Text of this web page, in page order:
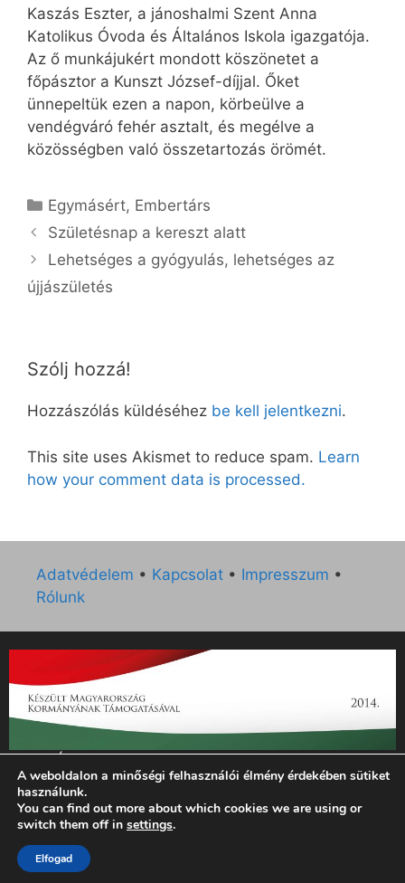
Kaszás Eszter, a jánoshalmi Szent Anna
Katolikus Óvoda és Általános Iskola igazgatója.
Az ő munkájukért mondott köszönetet a
főpásztor a Kunszt József-díjjal. Őket
ünnepeltük ezen a napon, körbeülve a
vendégváró fehér asztalt, és megélve a
közösségben való összetartozás örömét.
Kategória
Egymásért, Embertárs
Születésnap a kereszt alatt
Lehetséges a gyógyulás, lehetséges az
újjászületés
Szólj hozzá!
Hozzászólás küldéséhez be kell jelentkezni.
This site uses Akismet to reduce spam. Learn
how your comment data is processed.
Adatvédelem • Kapcsolat • Impresszum •
Rólunk
„Az Új Ember katolikus hetilap 2014. évi működésének
támogatását az EGYH-KCP-14-P-0121 sz. támogatási
szerződés keretében 3 000 000 Ft összegben támogatta az
Emberi Erőforrások Minisztériuma.”
© 2026 Magyar Kurír - Új Ember
A weboldalon a minőségi felhasználói élmény érdekében sütiket
használunk.
You can find out more about which cookies we are using or
switch them off in settings.
Elfogad